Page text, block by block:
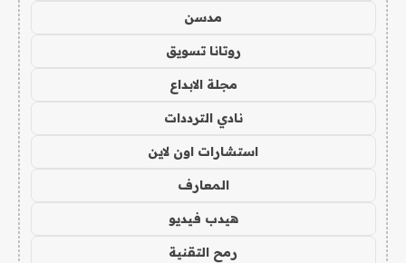
مدسن
روتانا تسويق
مجلة الابداع
نادي الترددات
استشارات اون لاين
المعارف
هيدب فيديو
رمح التقنية